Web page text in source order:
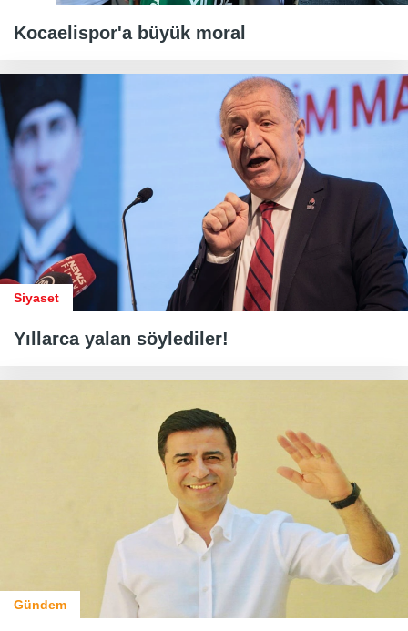
Kocaelispor'a büyük moral
Siyaset
Yıllarca yalan söylediler!
Gündem